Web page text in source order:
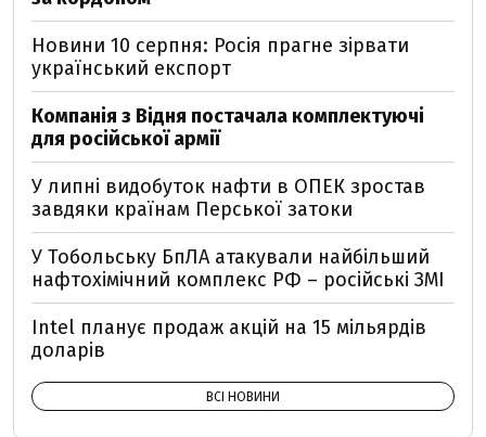
Новини 10 серпня: Росія прагне зірвати
український експорт
Компанія з Відня постачала комплектуючі
для російської армії
У липні видобуток нафти в ОПЕК зростав
завдяки країнам Перської затоки
У Тобольську БпЛА атакували найбільший
нафтохімічний комплекс РФ – російські ЗМІ
Intel планує продаж акцій на 15 мільярдів
доларів
ВСІ НОВИНИ